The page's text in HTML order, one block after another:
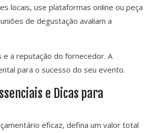
locais, use plataformas online ou peça
de degustação avaliam a
e a reputação do fornecedor. A
para o sucesso do seu evento.
e Dicas para
eficaz, defina um valor total